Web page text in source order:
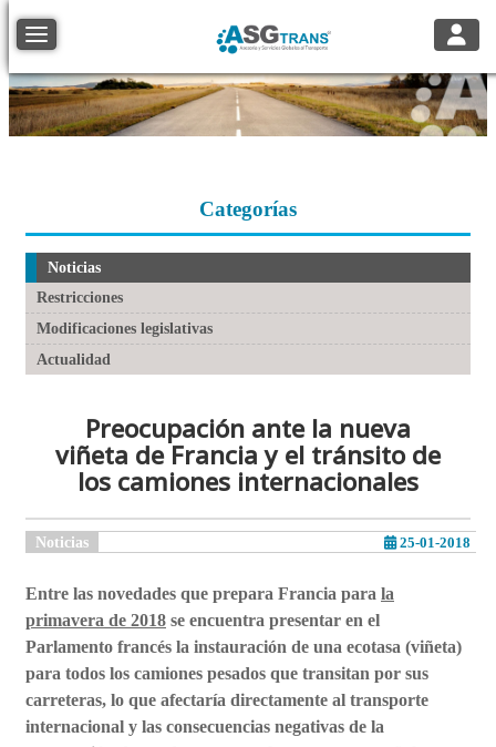
Toggle navigation
Categorías
Noticias
Restricciones
Modificaciones legislativas
Actualidad
Preocupación ante la nueva
viñeta de Francia y el tránsito de
los camiones internacionales
Noticias 25-01-2018
Entre las novedades que prepara Francia para la
primavera de 2018 se encuentra presentar en el
Parlamento francés la instauración de una ecotasa (viñeta)
para todos los camiones pesados que transitan por sus
carreteras, lo que afectaría directamente al transporte
internacional y las consecuencias negativas de la